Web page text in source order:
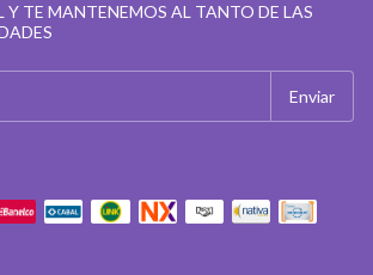
Y TE MANTENEMOS AL TANTO DE LAS